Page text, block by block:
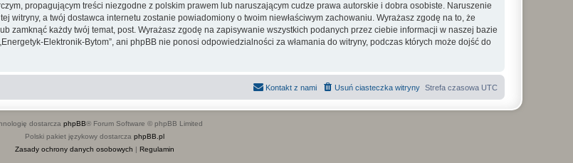
propagującym treści niezgodne z polskim prawem lub naruszającym cudze prawa autorskie i dobra osobiste. Naruszenie
witryny, a twój dostawca internetu zostanie powiadomiony o twoim niewłaściwym zachowaniu. Wyrażasz zgodę na to, że
zamknąć każdy twój temat, post. Wyrażasz zgodę na zapisywanie wszystkich podanych przez ciebie informacji w naszej bazie
Elektronik-Bytom”, ani phpBB nie ponosi odpowiedzialności za włamania do witryny, podczas których może dojść do
Strefa czasowa UTC
Usuń ciasteczka witryny
Kontakt z nami
dostarcza phpBB® Forum Software © phpBB Limited
Polski pakiet językowy dostarcza phpBB.pl
Zasady ochrony danych osobowych | Regulamin